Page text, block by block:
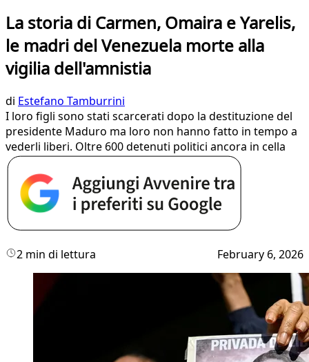
La storia di Carmen, Omaira e Yarelis,
le madri del Venezuela morte alla
vigilia dell'amnistia
di Estefano Tamburrini
I loro figli sono stati scarcerati dopo la destituzione del
presidente Maduro ma loro non hanno fatto in tempo a
vederli liberi. Oltre 600 detenuti politici ancora in cella
2 min di lettura February 6, 2026